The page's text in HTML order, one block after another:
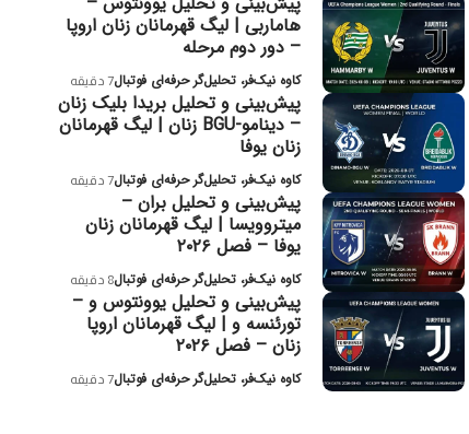
هاماربی | لیگ قهرمانان زنان اروپا
– دور دوم مرحله
کاوه نیک‌فر، تحلیل‌گر حرفه‌ای فوتبال7 دقیقه
پیش‌بینی و تحلیل بریدا بلیک زنان
– دینامو-BGU زنان | لیگ قهرمانان
زنان یوفا
کاوه نیک‌فر، تحلیل‌گر حرفه‌ای فوتبال7 دقیقه
پیش‌بینی و تحلیل بران –
میتروویسا | لیگ قهرمانان زنان
یوفا – فصل ۲۰۲۶
کاوه نیک‌فر، تحلیل‌گر حرفه‌ای فوتبال8 دقیقه
پیش‌بینی و تحلیل یوونتوس و –
تورئنسه و | لیگ قهرمانان اروپا
زنان – فصل ۲۰۲۶
کاوه نیک‌فر، تحلیل‌گر حرفه‌ای فوتبال7 دقیقه